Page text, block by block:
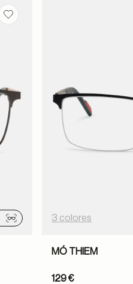
Guardar en favoritos
3 colores
MÓ THIEM
129 €